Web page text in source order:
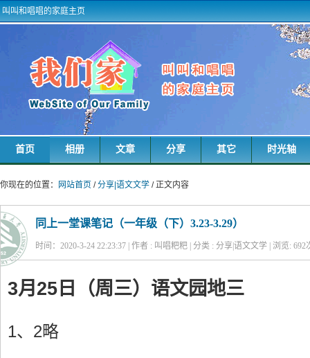
叫叫和唱唱的家庭主页
首页 相册 文章 分享 其它 时光轴
你现在的位置： 网站首页 /分享|语文文学 / 正文内容
同上一堂课笔记（一年级（下）3.23-3.29）
时间：2020-3-24 22:23:37 | 作者 : 叫唱粑粑 | 分类 : 分享|语文文学 | 浏览: 692
3月25日（周三）语文园地三
1、2略